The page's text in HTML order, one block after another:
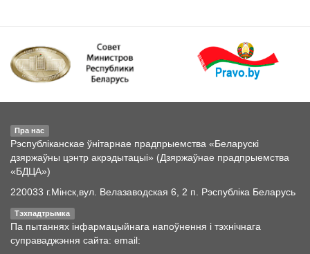
Пра нас
Рэспубліканскае ўнітарнае прадпрыемства «Беларускі
дзяржаўны цэнтр акрэдытацыі» (Дзяржаўнае прадпрыемства
«БДЦА»)
220033 г.Мінск,вул. Велазаводская 6, 2 п. Рэспубліка Беларусь
Тэхпадтрымка
Па пытаннях інфармацыйнага напоўнення і тэхнічнага
суправаджэння сайта: email: